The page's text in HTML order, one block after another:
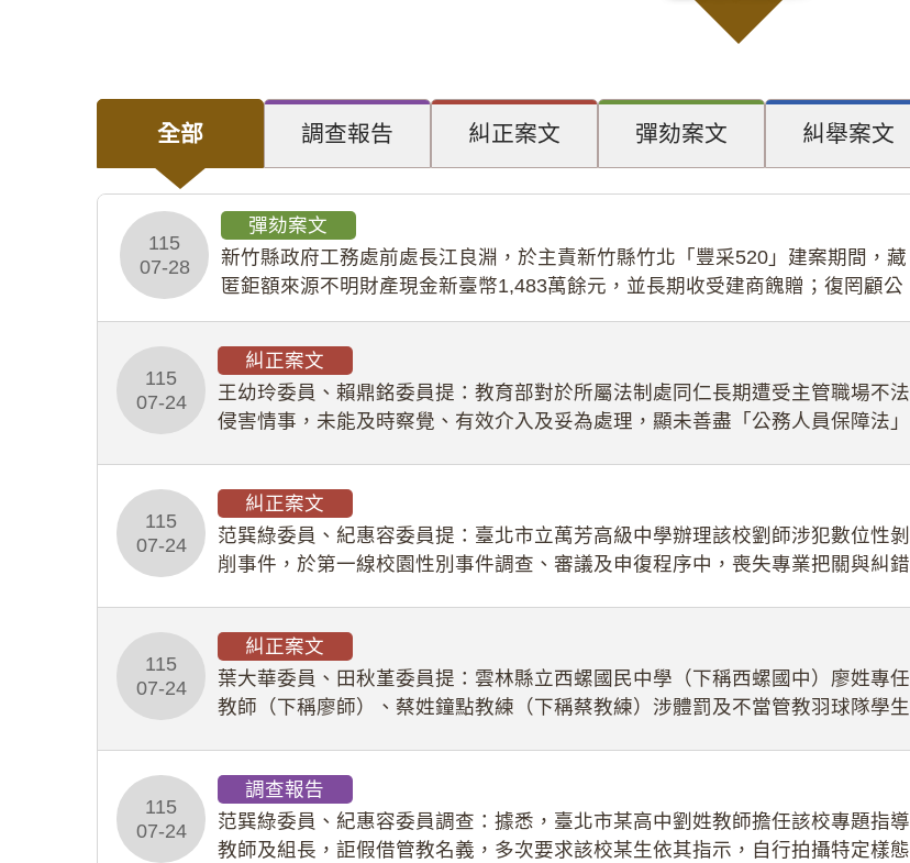
全部 調查報告 糾正案文 彈劾案文 糾舉案文
115
07-28
彈劾案文
新竹縣政府工務處前處長江良淵，於主責新竹縣竹北「豐采520」建案期間，藏
匿鉅額來源不明財產現金新臺幣1,483萬餘元，並長期收受建商餽贈；復罔顧公
115
07-24
糾正案文
王幼玲委員、賴鼎銘委員提：教育部對於所屬法制處同仁長期遭受主管職場不法
侵害情事，未能及時察覺、有效介入及妥為處理，顯未善盡「公務人員保障法」
115
07-24
糾正案文
范巽綠委員、紀惠容委員提：臺北市立萬芳高級中學辦理該校劉師涉犯數位性剝
削事件，於第一線校園性別事件調查、審議及申復程序中，喪失專業把關與糾錯
115
07-24
糾正案文
葉大華委員、田秋堇委員提：雲林縣立西螺國民中學（下稱西螺國中）廖姓專任
教師（下稱廖師）、蔡姓鐘點教練（下稱蔡教練）涉體罰及不當管教羽球隊學生
115
07-24
調查報告
范巽綠委員、紀惠容委員調查：據悉，臺北市某高中劉姓教師擔任該校專題指導
教師及組長，詎假借管教名義，多次要求該校某生依其指示，自行拍攝特定樣態